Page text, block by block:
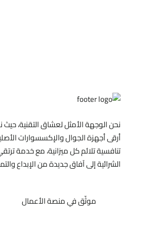
نحن الوجهة الأمثل لعشاق التقنية،
أرقى أجهزة الجوال والإكسسوارات
تنافسية تلائم كل ميزانية، مع خدمة
الشرائية إلى آفاق جديدة من الإبداع
موثّق في منصة الأعمال